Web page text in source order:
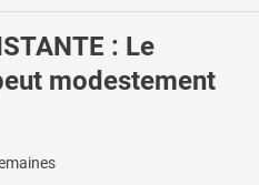
: Le
modestement